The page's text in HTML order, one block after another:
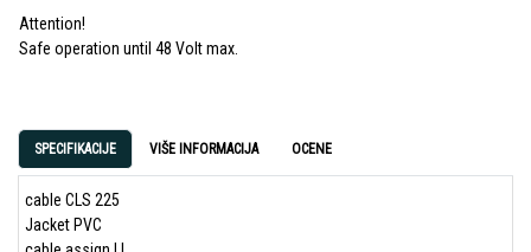
Attention!
Safe operation until 48 Volt max.
SPECIFIKACIJE VIŠE INFORMACIJA OCENE
cable CLS 225
Jacket PVC